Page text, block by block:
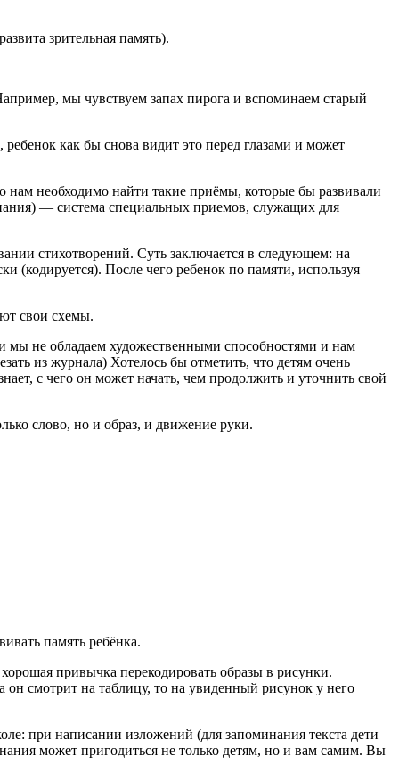
зрительная память).
мы чувствуем запах пирога и вспоминаем старый
как бы снова видит это перед глазами и может
нам необходимо найти такие приёмы, которые бы развивали
— система специальных приемов, служащих для
стихотворений. Суть заключается в следующем: на
(кодируется). После чего ребенок по памяти, используя
свои схемы.
мы не обладаем художественными способностями и нам
из журнала) Хотелось бы отметить, что детям очень
с чего он может начать, чем продолжить и уточнить свой
слово, но и образ, и движение руки.
память ребёнка.
привычка перекодировать образы в рисунки.
он смотрит на таблицу, то на увиденный рисунок у него
при написании изложений (для запоминания текста дети
может пригодиться не только детям, но и вам самим. Вы